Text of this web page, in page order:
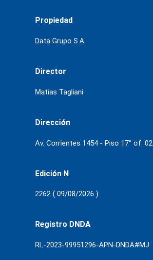
Propiedad
Data Grupo S.A.
Director
Matías Tagliani
Dirección
Av. Corrientes 1454 - Piso 17° of. 02
Edición N
2262 ( 09/08/2026 )
Registro DNDA
RL-2023-99951296-APN-DNDA#MJ